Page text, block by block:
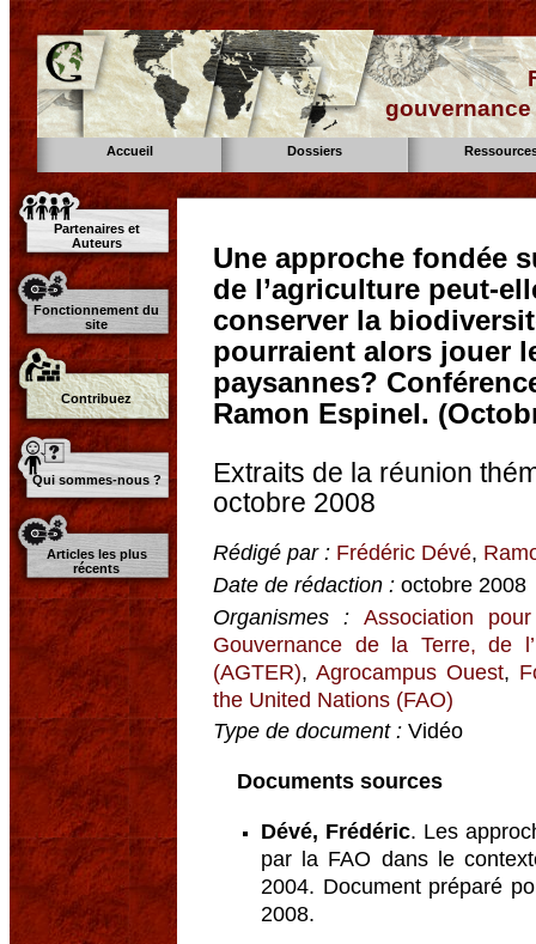
Accueil Dossiers
Partenaires et
Auteurs
Fonctionnement du
site
Contribuez
Qui sommes-nous ?
Articles les plus
récents
Une approche fondée
de l’agriculture peut-
conserver la
pourraient alors jouer
paysannes?
Ramon Espinel.
Extraits de la réunion
octobre 2008
Rédigé par : Frédéric Dévé,
Date de rédaction : octobre 2008
Organismes : Association
Gouvernance de la Terre, de
(AGTER), Agrocampus Ouest,
the United Nations (FAO)
Type de document : Vidéo
Documents sources
Dévé, Frédéric. Les
par la FAO dans le
2004. Document préparé
2008.